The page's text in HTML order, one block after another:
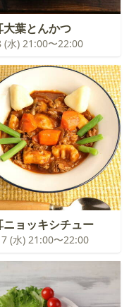
大葉とんかつ
(水) 21:00〜22:00
ニョッキシチュー
(水) 21:00〜22:00